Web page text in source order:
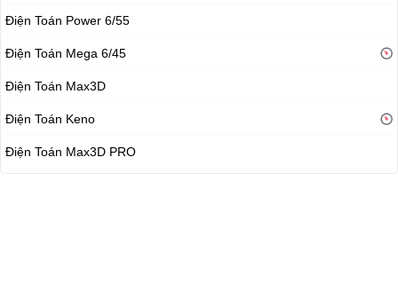
Điện Toán Power 6/55
Điện Toán Mega 6/45
Điện Toán Max3D
Điện Toán Keno
Điện Toán Max3D PRO